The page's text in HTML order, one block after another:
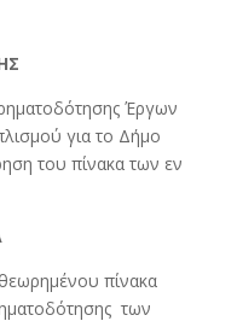
Έργων
για το Δήμο
του πίνακα των εν
πίνακα
των